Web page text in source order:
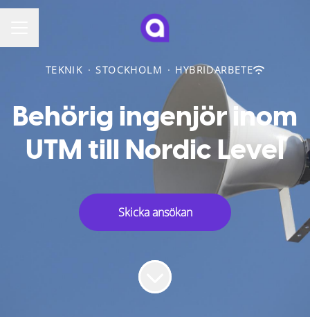
TEKNIK · STOCKHOLM · HYBRIDARBETE
Behörig ingenjör inom
UTM till Nordic Level
Skicka ansökan